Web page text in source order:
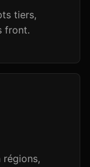
tiers,
front.
régions,